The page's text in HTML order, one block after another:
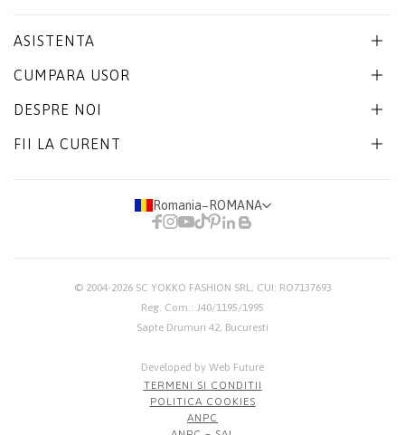
ASISTENTA
CUMPARA USOR
DESPRE NOI
FII LA CURENT
Romania− ROMANA
© 2004-2026 SC YOKKO FASHION SRL, CUI: RO7137693
Reg. Com.: J40/1195/1995
Sapte Drumuri 42, Bucuresti
Developed by Web Future
TERMENI SI CONDITII
POLITICA COOKIES
ANPC